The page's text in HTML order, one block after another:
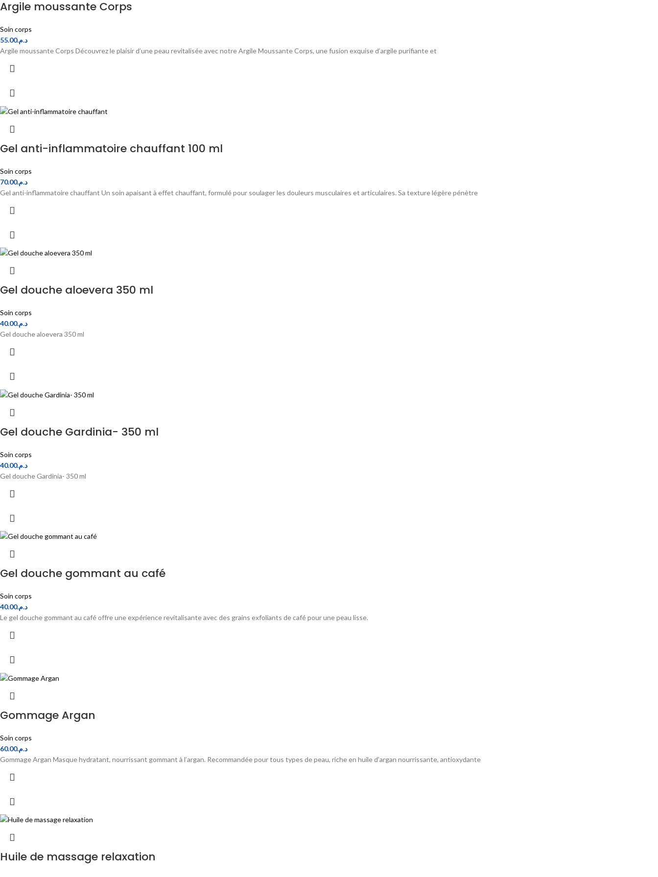
Argile moussante Corps
Soin corps
د.م.55.00
Argile moussante Corps Découvrez le plaisir d’une peau revitalisée avec notre Argile Moussante Corps, une fusion exquise d’argile purifiante et
Gel anti-inflammatoire chauffant 100 ml
Soin corps
د.م.70.00
Gel anti-inflammatoire chauffant Un soin apaisant à effet chauffant, formulé pour soulager les douleurs musculaires et articulaires. Sa texture légère pénètre
Gel douche aloevera 350 ml
Soin corps
د.م.40.00
Gel douche aloevera 350 ml
Gel douche Gardinia- 350 ml
Soin corps
د.م.40.00
Gel douche Gardinia- 350 ml
Gel douche gommant au café
Soin corps
د.م.40.00
Le gel douche gommant au café offre une expérience revitalisante avec des grains exfoliants de café pour une peau lisse.
Gommage Argan
Soin corps
د.م.60.00
Gommage Argan Masque hydratant, nourrissant gommant à l’argan. Recommandée pour tous types de peau, riche en huile d’argan nourrissante, antioxydante
Huile de massage relaxation